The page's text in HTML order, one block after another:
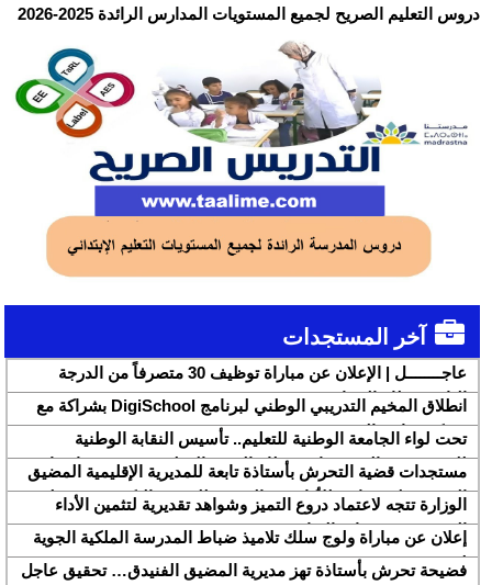
دروس التعليم الصريح لجميع المستويات المدارس الرائدة 2025-2026
آخر المستجدات
عاجــــــــل | الإعلان عن مباراة توظيف 30 متصرفاً من الدرجة
الثانية بقطاع الشباب
انطلاق المخيم التدريبي الوطني لبرنامج DigiSchool بشراكة مع
شركة هواوي المغرب
تحت لواء الجامعة الوطنية للتعليم.. تأسيس النقابة الوطنية
للمتصرفين والمتصرفات بقطاع التربية الوطنية SNASE وانتخاب
مكتبها الوطني
مستجدات قضية التحرش بأستاذة تابعة للمديرية الإقليمية المضيق
الفنيدق ولجنة تابعة للأكاديمية الجهوية للتربية والتكوين بجهة طنجة
تطوان الحسيمة، تحل بذات المديرية الإقليمية
الوزارة تتجه لاعتماد دروع التميز وشواهد تقديرية لتثمين الأداء
التربوي بمؤسسات الريادة
إعلان عن مباراة ولوج سلك تلاميذ ضباط المدرسة الملكية الجوية
لسنة 2026
فضيحة تحرش بأستاذة تهز مديرية المضيق الفنيدق… تحقيق عاجل